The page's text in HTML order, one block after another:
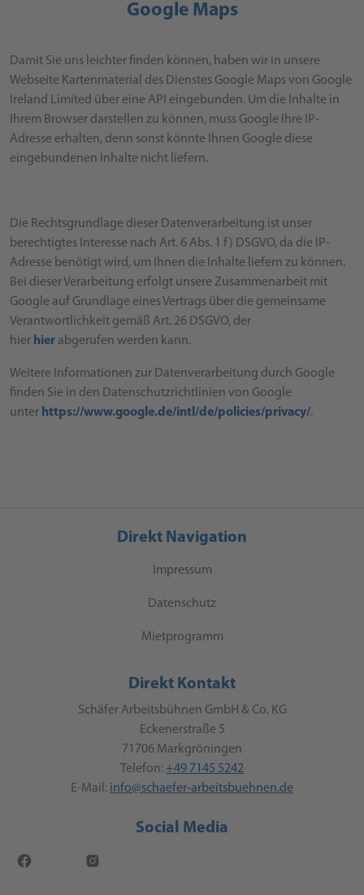
Google Maps
Damit Sie uns leichter finden können, haben wir in unsere
Webseite Kartenmaterial des Dienstes Google Maps von Google
Ireland Limited über eine API eingebunden. Um die Inhalte in
Ihrem Browser darstellen zu können, muss Google Ihre IP-
Adresse erhalten, denn sonst könnte Ihnen Google diese
eingebundenen Inhalte nicht liefern.
Die Rechtsgrundlage dieser Datenverarbeitung ist unser
berechtigtes Interesse nach Art. 6 Abs. 1 f) DSGVO, da die IP-
Adresse benötigt wird, um Ihnen die Inhalte liefern zu können.
Bei dieser Verarbeitung erfolgt unsere Zusammenarbeit mit
Google auf Grundlage eines Vertrags über die gemeinsame
Verantwortlichkeit gemäß Art. 26 DSGVO, der
hier hier abgerufen werden kann.
Weitere Informationen zur Datenverarbeitung durch Google
finden Sie in den Datenschutzrichtlinien von Google
unter https://www.google.de/intl/de/policies/privacy/.
Direkt Navigation
Impressum
Datenschutz
Mietprogramm
Direkt Kontakt
Schäfer Arbeitsbühnen GmbH & Co. KG
Eckenerstraße 5
71706 Markgröningen
Telefon:+49 7145 5242
E-Mail: info@schaefer-arbeitsbuehnen.de
Social Media